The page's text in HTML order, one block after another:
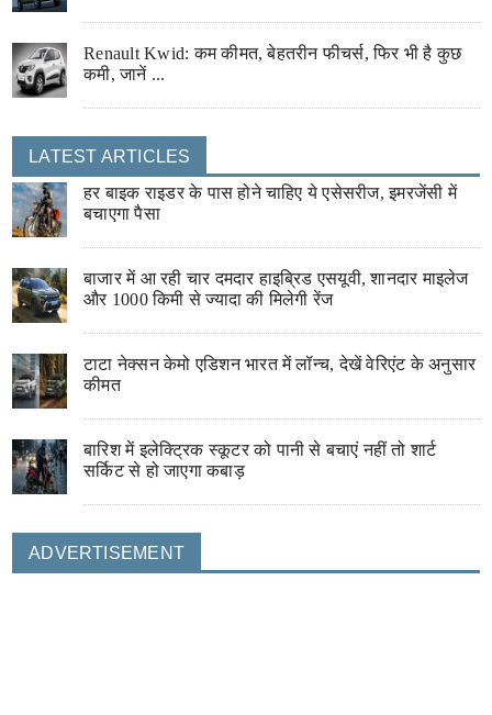
Renault Kwid: कम कीमत, बेहतरीन फीचर्स, फिर भी है कुछ
कमी, जानें ...
LATEST ARTICLES
हर बाइक राइडर के पास होने चाहिए ये एसेसरीज, इमरजेंसी में
बचाएगा पैसा
बाजार में आ रही चार दमदार हाइब्रिड एसयूवी, शानदार माइलेज
और 1000 किमी से ज्यादा की मिलेगी रेंज
टाटा नेक्सन केमो एडिशन भारत में लॉन्च, देखें वेरिएंट के अनुसार
कीमत
बारिश में इलेक्ट्रिक स्कूटर को पानी से बचाएं नहीं तो शार्ट
सर्किट से हो जाएगा कबाड़
ADVERTISEMENT